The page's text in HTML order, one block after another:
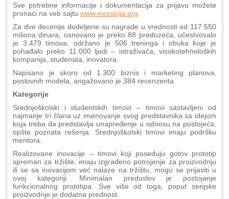
Sve potrebne informacije i dokumentacija za prijavu možete
pronaći na veb sajtu www.inovacija.org
Za dve decenije dodeljene su nagrade u vrednosti od 117.550
miliona dinara, osnovano je preko 88 preduzeća, učestvovalo
je 3.479 timova, održano je 506 treninga i obuka koje je
pohađalo preko 11.000 ljudi – istraživača, visokotehnoloških
kompanija, studenata, inovatora.
Napisano je skoro od 1.300 biznis i marketing planova,
poslovnih modela, angažovano je 384 recenzenta.
Kategorije
Srednjoškolski i studentskih timovi – timovi sastavljeni od
najmanje tri člana uz imenovanje svog predstavnika sa idejom
koja treba da predstavlja unapređenje u odnosu na postojeća,
opšte poznata rešenja. Srednjoškolski timovi imaju podršku
mentora.
Realizovane inovacije – timovi koji poseduju gotov prototip
spreman za tržište, imaju izgrađeno potrojenje za proizvodnju
ili se sa inovacijom već nalaze na tržištu, mogu se prijaviti u
ovoj kategoriji. Minimalan preduslov je postojanje
funkcionalnog prototipa. Sve više od toga, poput serijske
proizvodnje je dodatna prednost.